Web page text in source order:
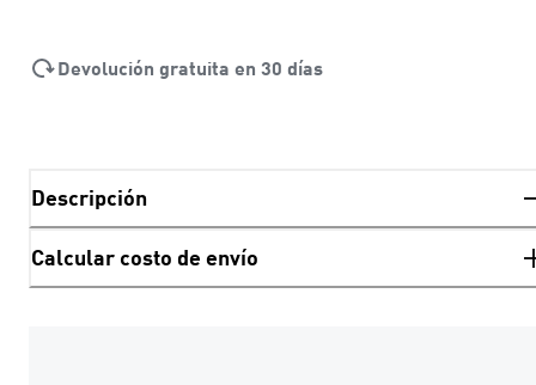
Devolución gratuita en 30 días
Descripción
Calcular costo de envío